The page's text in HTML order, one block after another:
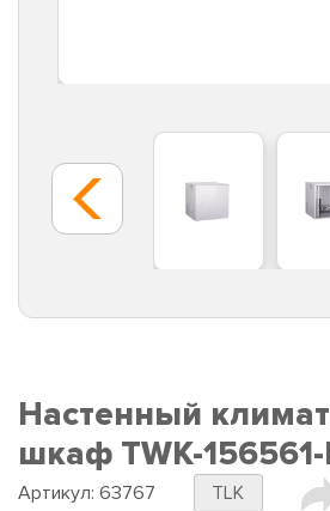
Настенный
шкаф TWK-156561-
Артикул: 63767 TLK